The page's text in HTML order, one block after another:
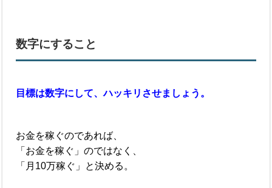
数字にすること
目標は数字にして、ハッキリさせましょう。
お金を稼ぐのであれば、
「お金を稼ぐ」のではなく、
「月10万稼ぐ」と決める。